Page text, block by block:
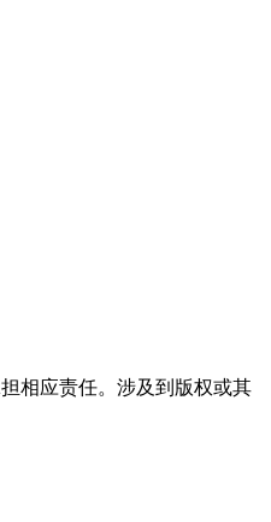
相应责任。涉及到版权或其